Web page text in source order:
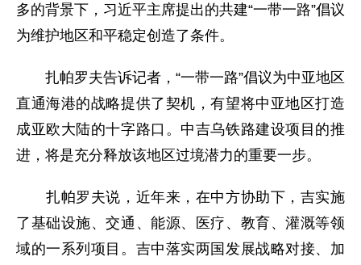
多的背景下，习近平主席提出的共建“一带一路”倡议
为维护地区和平稳定创造了条件。
扎帕罗夫告诉记者，“一带一路”倡议为中亚地区
直通海港的战略提供了契机，有望将中亚地区打造
成亚欧大陆的十字路口。中吉乌铁路建设项目的推
进，将是充分释放该地区过境潜力的重要一步。
扎帕罗夫说，近年来，在中方协助下，吉实施
了基础设施、交通、能源、医疗、教育、灌溉等领
域的一系列项目。吉中落实两国发展战略对接、加